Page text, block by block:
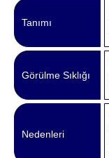
Tanımı
Görülme Sıklığı
Nedenleri